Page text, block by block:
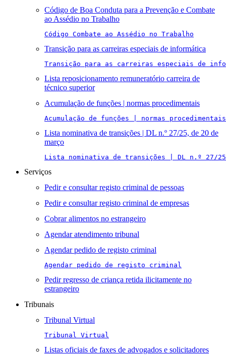
Código de Boa Conduta para a Prevenção e Combate
ao Assédio no Trabalho
Código Combate ao Assédio no Trabalho
Transição para as carreiras especiais de informática
Transição para as carreiras especiais de
Lista reposicionamento remuneratório carreira de
técnico superior
Acumulação de funções | normas procedimentais
Acumulação de funções | normas procedimentais
Lista nominativa de transições | DL n.º 27/25, de 20 de
março
Lista nominativa de transições | DL n.º 27/
Serviços
Pedir e consultar registo criminal de pessoas
Pedir e consultar registo criminal de empresas
Cobrar alimentos no estrangeiro
Agendar atendimento tribunal
Agendar pedido de registo criminal
Agendar pedido de registo criminal
Pedir regresso de criança retida ilicitamente no
estrangeiro
Tribunais
Tribunal Virtual
Tribunal Virtual
Listas oficiais de faxes de advogados e solicitadores